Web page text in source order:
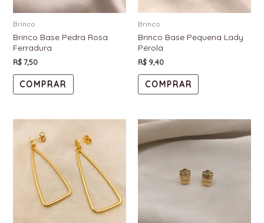
Brinco
Brinco Base Pedra Rosa
Ferradura
R$7,50
COMPRAR
Brinco
Brinco Base Pequena Lady
Pérola
R$ 9,40
COMPRAR